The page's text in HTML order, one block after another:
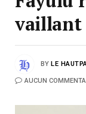
vaillant
BY LE
AUCUN